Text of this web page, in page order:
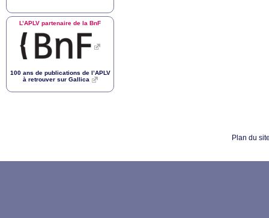
L’APLV partenaire de la BnF
100 ans de publications de l’APLV
à retrouver sur Gallica
Plan du